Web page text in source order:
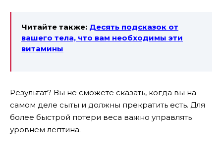
Читайте также: Десять подсказок от
вашего тела, что вам необходимы эти
витамины
Результат? Вы не сможете сказать, когда вы на
самом деле сыты и должны прекратить есть. Для
более быстрой потери веса важно управлять
уровнем лептина.